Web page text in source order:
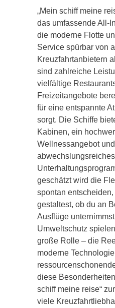
„Mein schiff meine
das umfassende All-
die moderne Flotte
Service spürbar von
Kreuzfahrtanbietern
sind zahlreiche
vielfältige
Freizeitangebote
für eine entspannte
sorgt. Die Schiffe
Kabinen, ein
Wellnessangebot
abwechslungsreiches
geschätzt wird die
spontan
gestaltest, ob du an
Ausflüge
Umweltschutz
große Rolle – die
moderne
diese
schiff meine reise“
viele